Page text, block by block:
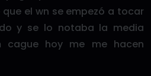
el wn se empezó a tocar
y se lo notaba la media
cague hoy me me hacen